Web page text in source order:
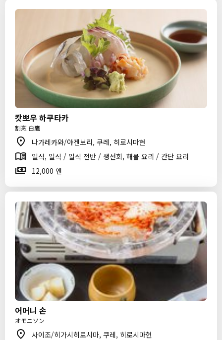
캇뽀우 하쿠타카
割烹 白鷹
나가레카와/야겐보리, 쿠레, 히로시마현
일식, 일식 / 일식 전반 / 생선회, 해물 요리 / 간단 요리
12,000 엔
어머니 손
オモニソン
사이조/히가시히로시마, 쿠레, 히로시마현